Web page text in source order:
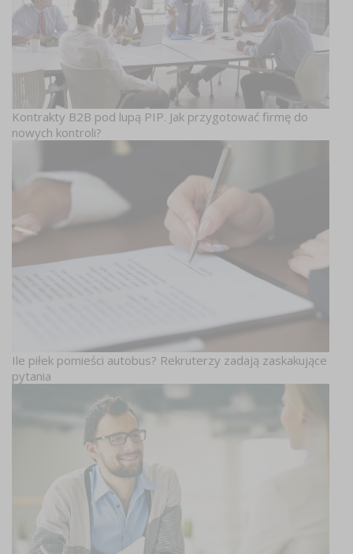
Kontrakty B2B pod lupą PIP. Jak przygotować firmę do
nowych kontroli?
Ile piłek pomieści autobus? Rekruterzy zadają zaskakujące
pytania